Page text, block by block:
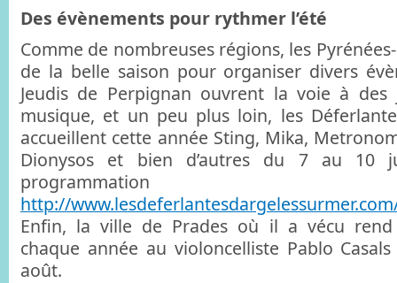
Des évènements pour rythmer l’été
Comme de nombreuses régions, les
de la belle saison pour organiser divers
Jeudis de Perpignan ouvrent la voie à des
musique, et un peu plus loin, les
accueillent cette année Sting, Mika,
Dionysos et bien d’autres du 7 au 10
http://
Enfin, la ville de Prades où il a vécu rend
chaque année au violoncelliste Pablo
août.